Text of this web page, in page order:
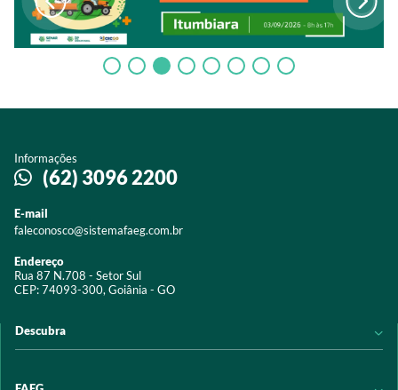
Informações
(62) 3096 2200
E-mail
faleconosco@sistemafaeg.com.br
Endereço
Rua 87 N.708 - Setor Sul
CEP: 74093-300, Goiânia - GO
Descubra